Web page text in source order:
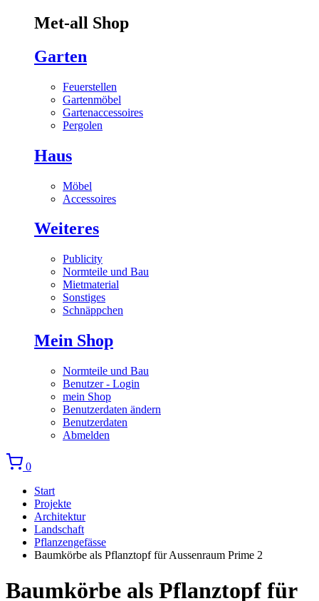
Met-all Shop
Garten
Feuerstellen
Gartenmöbel
Gartenaccessoires
Pergolen
Haus
Möbel
Accessoires
Weiteres
Publicity
Normteile und Bau
Mietmaterial
Sonstiges
Schnäppchen
Mein Shop
Normteile und Bau
Benutzer - Login
mein Shop
Benutzerdaten ändern
Benutzerdaten
Abmelden
0
Start
Projekte
Architektur
Landschaft
Pflanzengefässe
Baumkörbe als Pflanztopf für Aussenraum Prime 2
Baumkörbe als Pflanztopf für